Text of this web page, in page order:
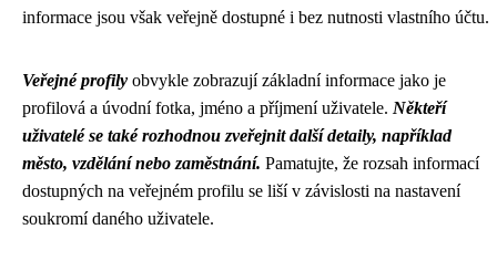
informace jsou však veřejně dostupné i bez nutnosti vlastního účtu.
Veřejné profily obvykle zobrazují základní informace jako je
profilová a úvodní fotka, jméno a příjmení uživatele. Někteří
uživatelé se také rozhodnou zveřejnit další detaily, například
město, vzdělání nebo zaměstnání. Pamatujte, že rozsah informací
dostupných na veřejném profilu se liší v závislosti na nastavení
soukromí daného uživatele.